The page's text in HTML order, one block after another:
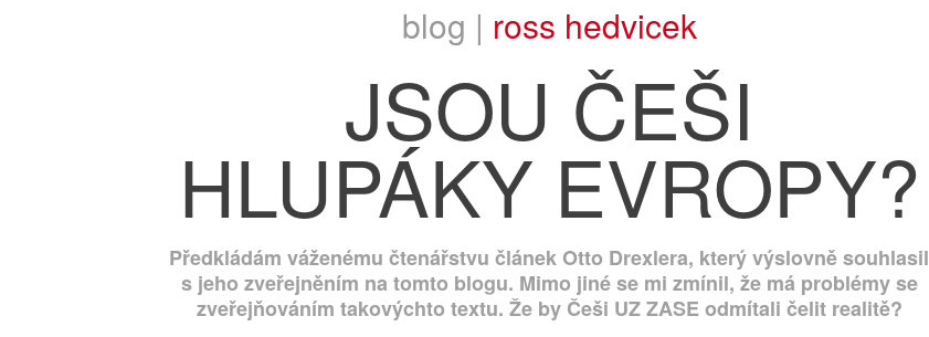
blog | ross hedvicek
JSOU ČEŠI
HLUPÁKY EVROPY?
Předkládám váženému čtenářstvu článek Otto Drexlera, který výslovně souhlasil
s jeho zveřejněním na tomto blogu. Mimo jiné se mi zmínil, že má problémy se
zveřejňováním takovýchto textu. Že by Češi UZ ZASE odmítali čelit realitě?